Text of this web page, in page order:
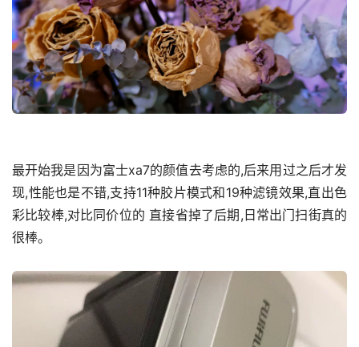
最开始我是因为富士xa7的颜值去考虑的,后来用过之后才发
现,性能也是不错,支持11种胶片模式和19种滤镜效果,直出色
彩比较棒,对比同价位的 直接省掉了后期,日常出门扫街真的
很棒。